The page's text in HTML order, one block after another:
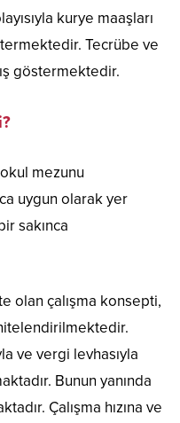
kurye maaşları
Tecrübe ve
göstermektedir.
mezunu
uygun olarak yer
sakınca
olan çalışma konsepti,
ve vergi levhasıyla
Bunun yanında
Çalışma hızına ve